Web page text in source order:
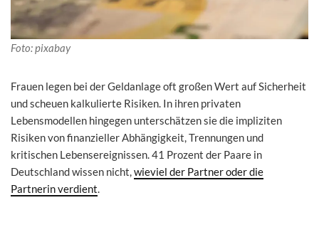
Foto: pixabay
Frauen legen bei der Geldanlage oft großen Wert auf Sicherheit
und scheuen kalkulierte Risiken. In ihren privaten
Lebensmodellen hingegen unterschätzen sie die impliziten
Risiken von finanzieller Abhängigkeit, Trennungen und
kritischen Lebensereignissen. 41 Prozent der Paare in
Deutschland wissen nicht,wieviel der Partner oder die
Partnerin verdient.